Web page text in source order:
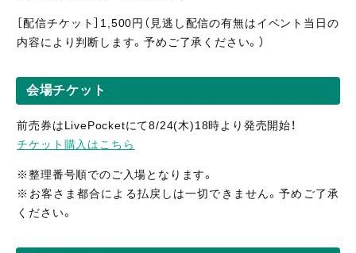
［配信チケット］1,500円（見逃し配信の有無はイベント当日の
内容により判断します。予めご了承ください。 ）
会場チケット
前売券はLivePocketにて8/24(木)18時より発売開始！
チケット購入はこちら
※整理番号順でのご入場となります。
※お客さま都合による払戻しは一切できません。予めご了承
ください。